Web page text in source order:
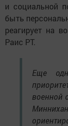
и социальной
быть
реагирует на
Раис РТ.
Еще
военной